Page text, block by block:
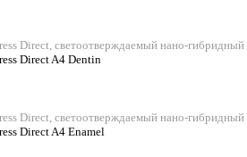
Direct, светоотверждаемый нано-гибридный
Direct A4 Dentin
Direct, светоотверждаемый нано-гибридный
Direct A4 Enamel